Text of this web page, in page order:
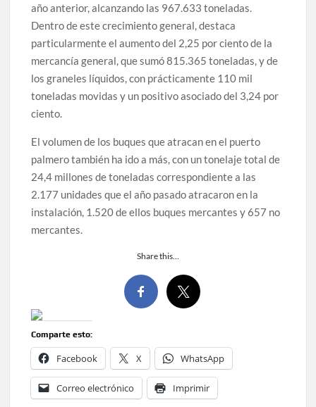
año anterior, alcanzando las 967.633 toneladas.
Dentro de este crecimiento general, destaca
particularmente el aumento del 2,25 por ciento de la
mercancía general, que sumó 815.365 toneladas, y de
los graneles líquidos, con prácticamente 110 mil
toneladas movidas y un positivo asociado del 3,24 por
ciento.
El volumen de los buques que atracan en el puerto
palmero también ha ido a más, con un tonelaje total de
24,4 millones de toneladas correspondiente a las
2.177 unidades que el año pasado atracaron en la
instalación, 1.520 de ellos buques mercantes y 657 no
mercantes.
Share this…
Comparte esto:
Facebook X WhatsApp
Correo electrónico Imprimir